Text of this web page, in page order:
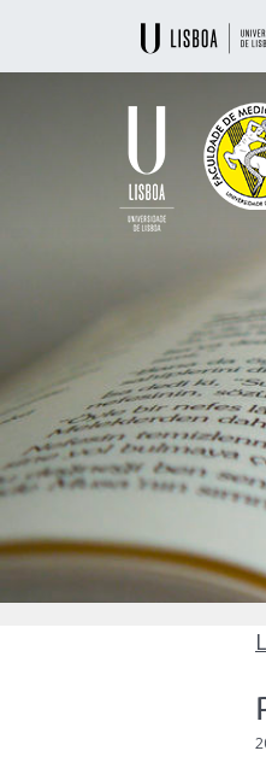
Faculdade
de
Medicina
Veterinária